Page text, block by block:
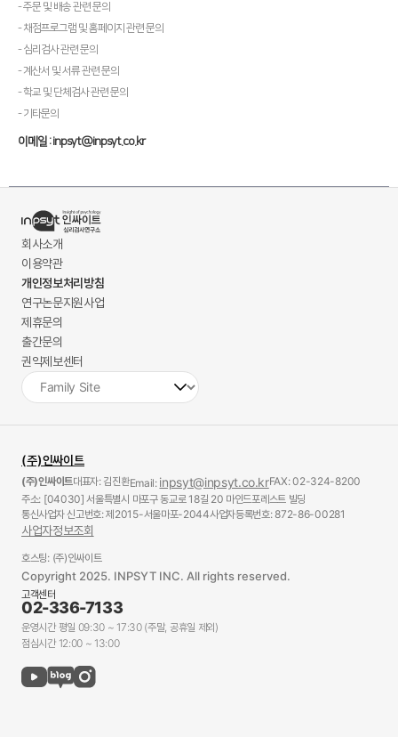
- 주문 및 배송 관련 문의
- 채점프로그램 및 홈페이지 관련 문의
- 심리검사 관련 문의
- 계산서 및 서류 관련 문의
- 학교 및 단체검사 관련 문의
- 기타문의
이메일 : inpsyt@inpsyt.co.kr
회사소개
이용약관
개인정보처리방침
연구논문지원사업
제휴문의
출간문의
권익제보센터
(주)인싸이트
(주)인싸이트대표자: 김진환Email: inpsyt@inpsyt.co.krFAX: 02-324-8200
주소: [04030] 서울특별시 마포구 동교로 18길 20 마인드포레스트 빌딩
통신사업자 신고번호: 제2015-서울마포-2044사업자등록번호: 872-86-00281
사업자정보조회
호스팅: (주)인싸이트
Copyright 2025. INPSYT INC. All rights reserved.
고객센터
02-336-7133
운영시간 평일 09:30 ~ 17:30 (주말, 공휴일 제외)
점심시간 12:00 ~ 13:00